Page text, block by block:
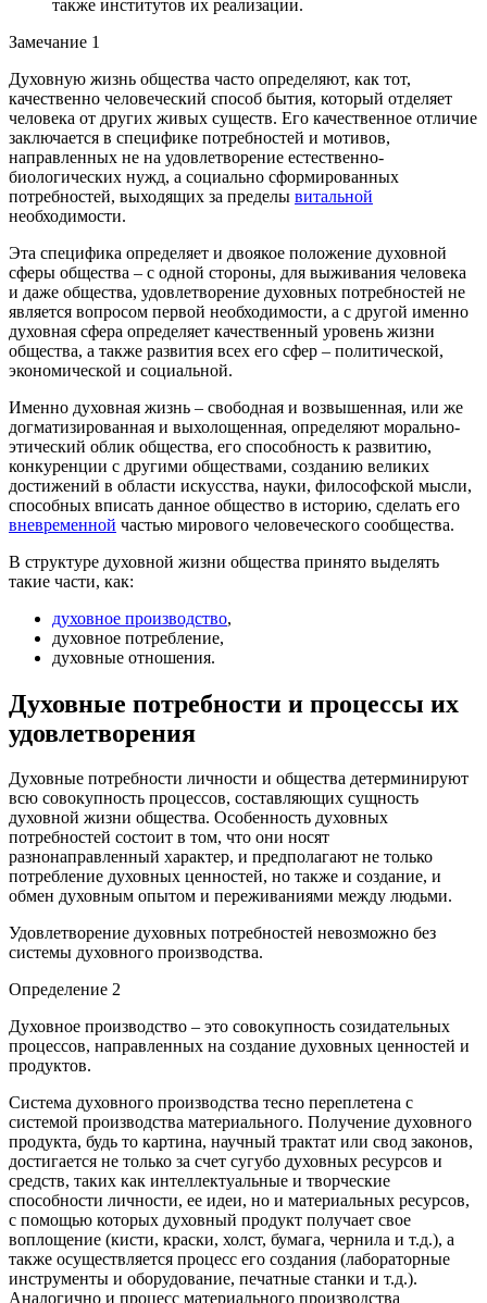
также институтов их реализации.
Замечание 1
Духовную жизнь общества часто определяют, как тот,
качественно человеческий способ бытия, который отделяет
человека от других живых существ. Его качественное отличие
заключается в специфике потребностей и мотивов,
направленных не на удовлетворение естественно-
биологических нужд, а социально сформированных
потребностей, выходящих за пределы витальной
необходимости.
Эта специфика определяет и двоякое положение духовной
сферы общества – с одной стороны, для выживания человека
и даже общества, удовлетворение духовных потребностей не
является вопросом первой необходимости, а с другой именно
духовная сфера определяет качественный уровень жизни
общества, а также развития всех его сфер – политической,
экономической и социальной.
Именно духовная жизнь – свободная и возвышенная, или же
догматизированная и выхолощенная, определяют морально-
этический облик общества, его способность к развитию,
конкуренции с другими обществами, созданию великих
достижений в области искусства, науки, философской мысли,
способных вписать данное общество в историю, сделать его
вневременной частью мирового человеческого сообщества.
В структуре духовной жизни общества принято выделять
такие части, как:
духовное производство,
духовное потребление,
духовные отношения.
Духовные потребности и процессы их
удовлетворения
Духовные потребности личности и общества детерминируют
всю совокупность процессов, составляющих сущность
духовной жизни общества. Особенность духовных
потребностей состоит в том, что они носят
разнонаправленный характер, и предполагают не только
потребление духовных ценностей, но также и создание, и
обмен духовным опытом и переживаниями между людьми.
Удовлетворение духовных потребностей невозможно без
системы духовного производства.
Определение 2
Духовное производство – это совокупность созидательных
процессов, направленных на создание духовных ценностей и
продуктов.
Система духовного производства тесно переплетена с
системой производства материального. Получение духовного
продукта, будь то картина, научный трактат или свод законов,
достигается не только за счет сугубо духовных ресурсов и
средств, таких как интеллектуальные и творческие
способности личности, ее идеи, но и материальных ресурсов,
с помощью которых духовный продукт получает свое
воплощение (кисти, краски, холст, бумага, чернила и т.д.), а
также осуществляется процесс его создания (лабораторные
инструменты и оборудование, печатные станки и т.д.).
Аналогично и процесс материального производства